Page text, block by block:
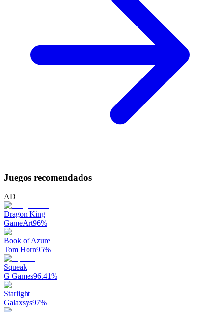
Juegos recomendados
AD
Dragon King
GameArt96%
Book of Azure
Tom Horn95%
Squeak
G Games96.41%
Starlight
Galaxsys97%